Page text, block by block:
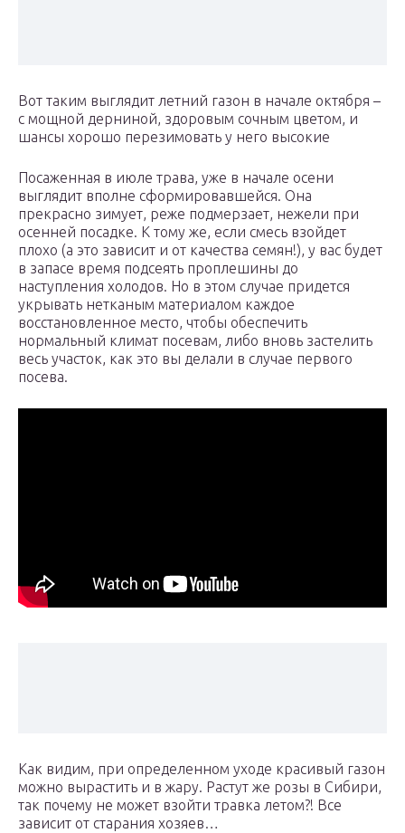
Вот таким выглядит летний газон в начале октября –
с мощной дерниной, здоровым сочным цветом, и
шансы хорошо перезимовать у него высокие
Посаженная в июле трава, уже в начале осени
выглядит вполне сформировавшейся. Она
прекрасно зимует, реже подмерзает, нежели при
осенней посадке. К тому же, если смесь взойдет
плохо (а это зависит и от качества семян!), у вас будет
в запасе время подсеять проплешины до
наступления холодов. Но в этом случае придется
укрывать нетканым материалом каждое
восстановленное место, чтобы обеспечить
нормальный климат посевам, либо вновь застелить
весь участок, как это вы делали в случае первого
посева.
Как видим, при определенном уходе красивый газон
можно вырастить и в жару. Растут же розы в Сибири,
так почему не может взойти травка летом?! Все
зависит от старания хозяев…